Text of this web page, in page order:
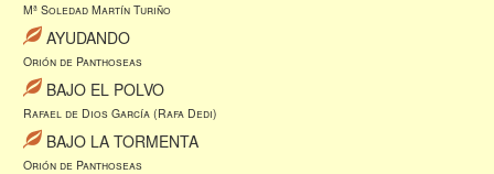
Mª Soledad Martín Turiño
AYUDANDO
Orión de Panthoseas
BAJO EL POLVO
Rafael de Dios García (Rafa Dedi)
BAJO LA TORMENTA
Orión de Panthoseas